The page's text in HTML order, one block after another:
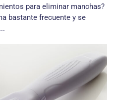
para eliminar manchas?
bastante frecuente y se